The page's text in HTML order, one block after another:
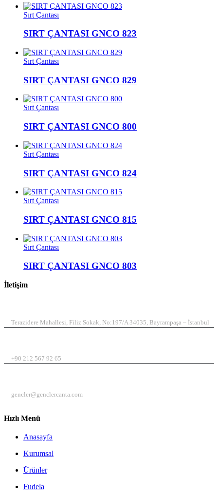
Sırt Çantası
SIRT ÇANTASI GNCO 823
Sırt Çantası
SIRT ÇANTASI GNCO 829
Sırt Çantası
SIRT ÇANTASI GNCO 800
Sırt Çantası
SIRT ÇANTASI GNCO 824
Sırt Çantası
SIRT ÇANTASI GNCO 815
Sırt Çantası
SIRT ÇANTASI GNCO 803
İletişim
Terazidere Mahallesi, Filiz Sokak, No:197/A 34035, Bayrampaşa – İstanbul
+90 212 567 92 65
gencler@genclercanta.com
Hızlı Menü
Anasayfa
Kurumsal
Ürünler
Fudela